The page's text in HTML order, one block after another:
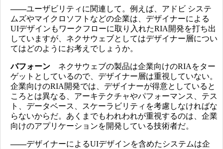
――ユーザビリティに関連して。例えば、アドビ システ
ムズやマイクロソフトなどの企業は、デザイナーによる
UIデザインもワークフローに取り入れたRIA開発を打ち出
していますが、ネクサウェブとしてはデザイナー層につい
てはどのようにお考えでしょうか。
バフォーン ネクサウェブの製品は企業向けのRIAをター
ゲットとしているので、デザイナー層は重視していない。
企業向けのRIA開発では、デザイナーが得意としていると
ころとは異なる、アーキテクチャやパフォーマンス、テス
ト、データベース、スケーラビリティを考慮しなければな
らないからだ。あくまでもわれわれが重視するのは、企業
向けのアプリケーションを開発している技術者だ。
――デザイナーによるUIデザインを含めたシステムは企